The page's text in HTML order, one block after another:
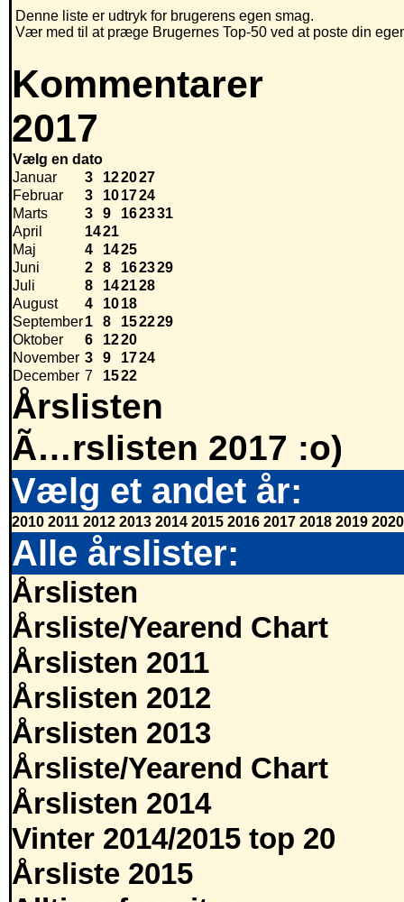
Denne liste er udtryk for brugerens egen smag.
Vær med til at præge Brugernes Top-50 ved at poste din
Kommentarer
2017
Vælg en dato
Januar
3 122027
Februar
3 101724
Marts
3 9 162331
April
1421
Maj
4 1425
Juni
2 8 162329
Juli
8 142128
August
4 1018
September1 8 152229
Oktober
6 1220
November 3 9 1724
December 7 1522
Årslisten
Ã…rslisten 2017 :o)
Vælg et andet år:
2010 2011 2012 2013 2014 2015 2016 2017 2018 2019 2020
Alle årslister:
Årslisten
Årsliste/Yearend Chart
Årslisten 2011
Årslisten 2012
Årslisten 2013
Årsliste/Yearend Chart
Årslisten 2014
Vinter 2014/2015 top 20
Årsliste 2015